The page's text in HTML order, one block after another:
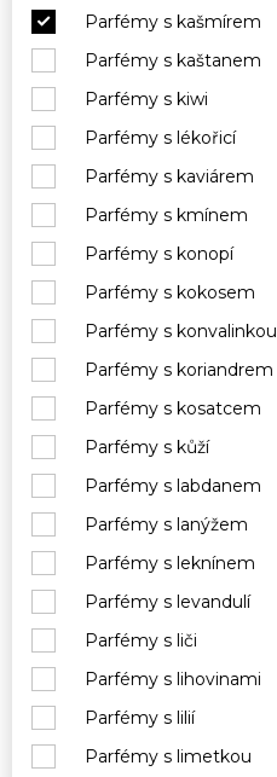
Parfémy s kašmírem
Parfémy s kaštanem
Parfémy s kiwi
Parfémy s lékořicí
Parfémy s kaviárem
Parfémy s kmínem
Parfémy s konopí
Parfémy s kokosem
Parfémy s konvalinkou
Parfémy s koriandrem
Parfémy s kosatcem
Parfémy s kůží
Parfémy s labdanem
Parfémy s lanýžem
Parfémy s leknínem
Parfémy s levandulí
Parfémy s liči
Parfémy s lihovinami
Parfémy s lilií
Parfémy s limetkou